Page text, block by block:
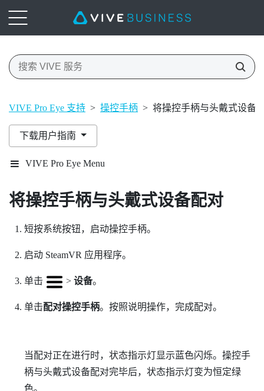
VIVE Pro Eye 支持 > 操控手柄 > 将操控手柄与头戴式设备
下载用户指南
VIVE Pro Eye Menu
将操控手柄与头戴式设备配对
短按系统按钮，启动操控手柄。
启动 SteamVR 应用程序。
单击 > 设备。
单击配对操控手柄。按照说明操作，完成配对。
当配对正在进行时，状态指示灯显示蓝色闪烁。操控手
柄与头戴式设备配对完毕后，状态指示灯变为恒定绿
色。